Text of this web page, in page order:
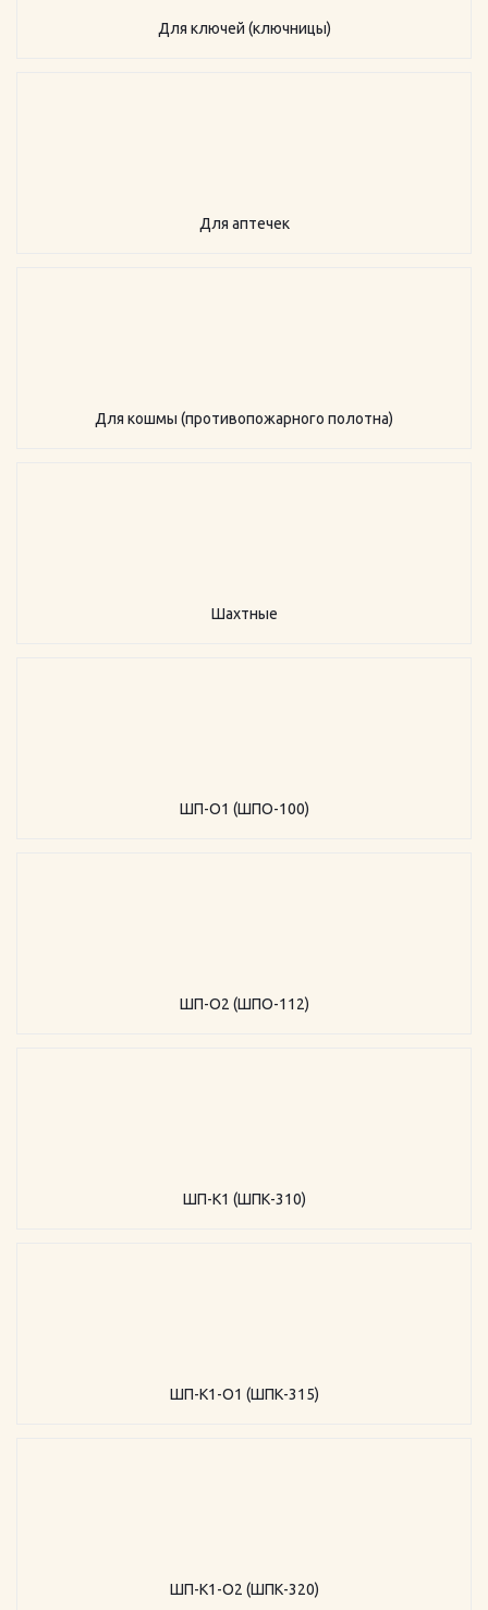
Для ключей (ключницы)
Для аптечек
Для кошмы (противопожарного полотна)
Шахтные
ШП-О1 (ШПО-100)
ШП-О2 (ШПО-112)
ШП-К1 (ШПК-310)
ШП-К1-О1 (ШПК-315)
ШП-К1-О2 (ШПК-320)